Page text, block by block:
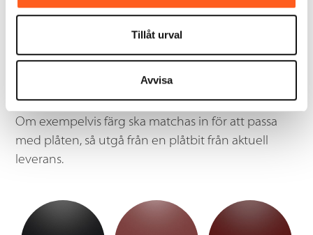
Tillåt urval
Avvisa
NCS och RAL kan variera mellan olika lacksystem
och ska endast ses som vägledande. Beställ ett
plåtprov för att vara säker på hur kulören ser ut.
Om exempelvis färg ska matchas in för att passa
med plåten, så utgå från en plåtbit från aktuell
leverans.